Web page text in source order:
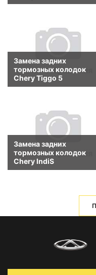
Замена задних
тормозных колодок
Chery Tiggo 5
Замена задних
тормозных колодок
Chery IndiS